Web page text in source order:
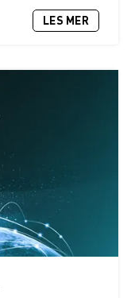
LES MER